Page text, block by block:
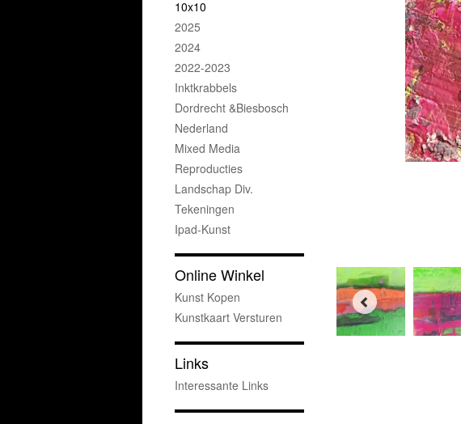
10x10
2025
2024
2022-2023
Inktkrabbels
Dordrecht &Biesbosch
Nederland
Mixed Media
Reproducties
Landschap Div.
Tekeningen
Ipad-Kunst
Online Winkel
Kunst Kopen
Kunstkaart Versturen
Links
Interessante Links